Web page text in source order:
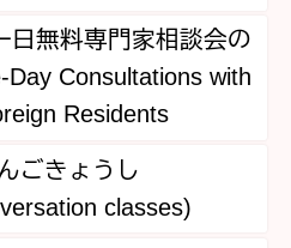
日無料専門家相談会の
Day Consultations with
Residents
ごきょうし
classes)